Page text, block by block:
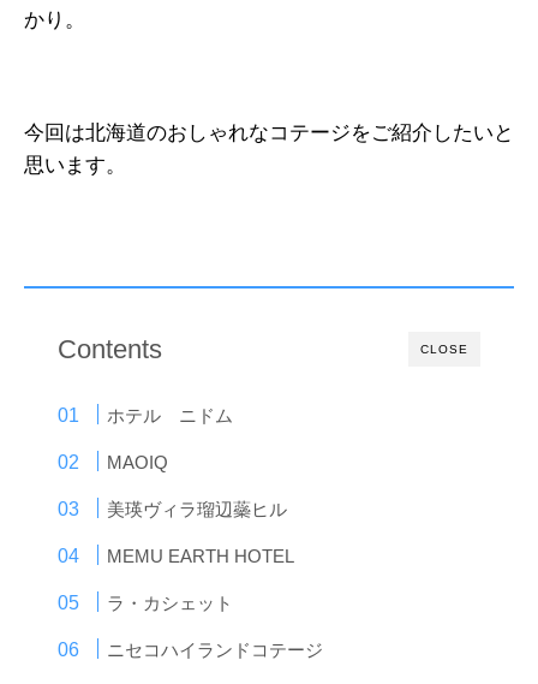
かり。
今回は北海道のおしゃれなコテージをご紹介したいと
思います。
CLOSE
Contents
ホテル ニドム
MAOIQ
美瑛ヴィラ瑠辺蘂ヒル
MEMU EARTH HOTEL
ラ・カシェット
ニセコハイランドコテージ